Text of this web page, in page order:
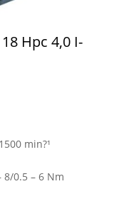
Hpc 4,0 I-
min?¹
8/0.5 – 6 Nm